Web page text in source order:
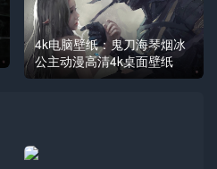
4k电脑壁纸：鬼刀海琴烟冰
公主动漫高清4k桌面壁纸